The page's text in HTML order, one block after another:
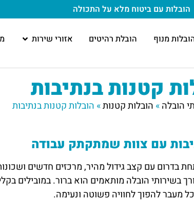
הובלות עם ביטוח מלא על התכולה
מנוף הובלת רהיטים אזורי שירות
קטנות בנתיבות
הובלה» הובלות קטנות» הובלות קטנות בנתיבות
עם צוות שמתקתק עבודה
בדרום עם קצב גידול מהיר, מרכזים חדשים
בשירותי הובלה מותאמים הוא ברור. במובילים
מעבר להפוך לחוויה פשוטה ונעימה.